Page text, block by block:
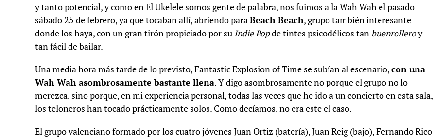
y tanto potencial, y como en El Ukelele somos gente de palabra, nos fuimos a la Wah Wah el pasado
sábado 25 de febrero, ya que tocaban allí, abriendo paraBeach Beach, grupo también interesante
donde los haya, con un gran tirón propiciado por su Indie Popde tintes psicodélicos tan buenrolleroy
tan fácil de bailar.
Una media hora más tarde de lo previsto, Fantastic Explosion of Time se subían al escenario,con una
Wah Wah asombrosamente bastante llena. Y digo asombrosamente no porque el grupo no lo
merezca, sino porque, en mi experiencia personal, todas las veces que he ido a un concierto en esta sala,
los teloneros han tocado prácticamente solos. Como decíamos, no era este el caso.
El grupo valenciano formado por los cuatro jóvenes Juan Ortiz (batería), Juan Reig (bajo), Fernando Rico